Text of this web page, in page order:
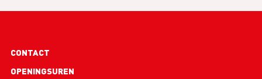
Footer
CONTACT
OPENINGSUREN